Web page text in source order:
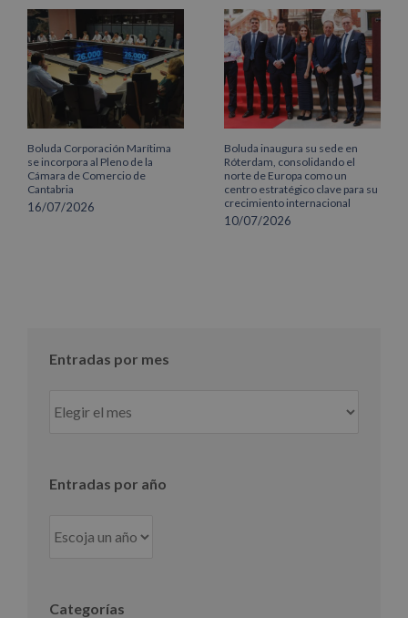
Boluda Corporación Marítima
se incorpora al Pleno de la
Cámara de Comercio de
Cantabria
16/07/2026
Boluda inaugura su sede en
Róterdam, consolidando el
norte de Europa como un
centro estratégico clave para su
crecimiento internacional
10/07/2026
Entradas por mes
por
Entradas por año
Categorías